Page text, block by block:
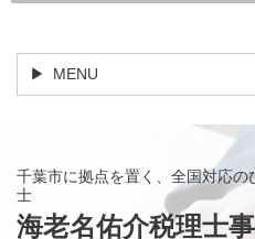
MENU
千葉市に拠点を置く、全国対応
士
海老名佑介税理士